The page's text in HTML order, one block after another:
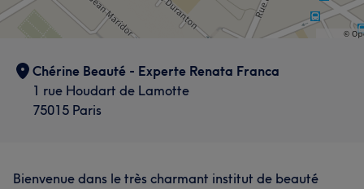
Chérine Beauté - Experte Renata Franca
1 rue Houdart de Lamotte
75015 Paris
Bienvenue dans le très charmant institut de beauté